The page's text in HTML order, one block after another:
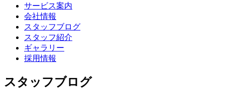
サービス案内
会社情報
スタッフブログ
スタッフ紹介
ギャラリー
採用情報
スタッフブログ